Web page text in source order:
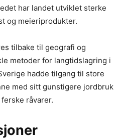
har landet utviklet sterke
og meieriprodukter.
tilbake til geografi og
metoder for langtidslagring i
hadde tilgang til store
med sitt gunstigere jordbruk
råvarer.